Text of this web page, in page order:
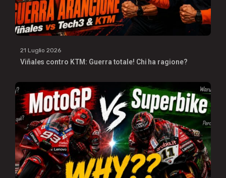
21 Luglio 2026
Viñales contro KTM: Guerra totale! Chi ha ragione?